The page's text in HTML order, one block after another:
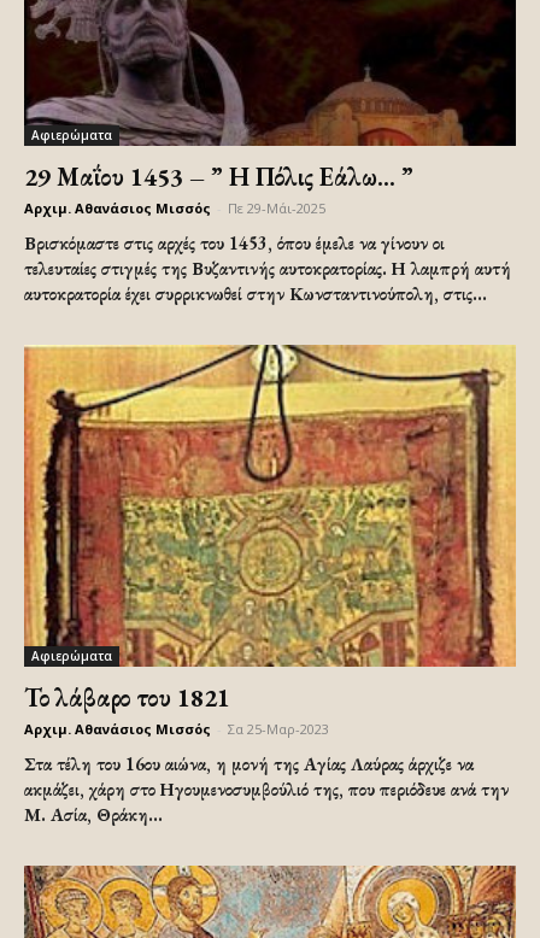
Αφιερώματα
29 Μαΐου 1453 – ” Η Πόλις Εάλω… ”
Αρχιμ. Αθανάσιος Μισσός Πε 29-Μάι-2025
Βρισκόμαστε στις αρχές του 1453, όπου έμελε να γίνουν οι
τελευταίες στιγμές της Βυζαντινής αυτοκρατορίας. Η λαμπρή αυτή
αυτοκρατορία έχει συρρικνωθεί στην Κωνσταντινούπολη, στις...
Αφιερώματα
Το λάβαρο του 1821
Αρχιμ. Αθανάσιος Μισσός Σα 25-Μαρ-2023
Στα τέλη του 16ου αιώνα, η μονή της Αγίας Λαύρας άρχιζε να
ακμάζει, χάρη στο Ηγουμενοσυμβούλιό της, που περιόδευε ανά την
Μ. Ασία, Θράκη...